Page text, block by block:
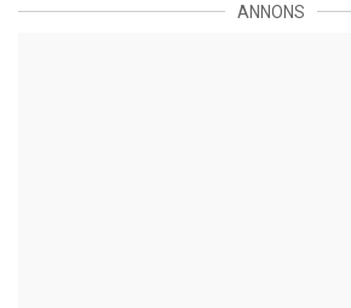
ANNONS